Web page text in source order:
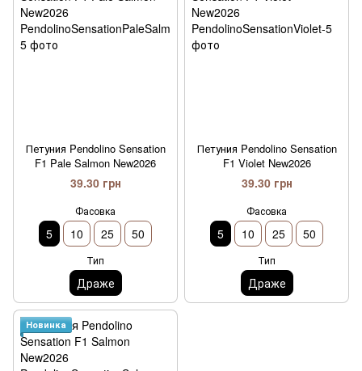
Петуния Pendolino Sensation
F1 Pale Salmon New2026
39.30 грн
Фасовка
5 10 25 50
Тип
Драже
Петуния Pendolino Sensation
F1 Violet New2026
39.30 грн
Фасовка
5 10 25 50
Тип
Драже
Новинка